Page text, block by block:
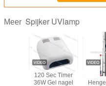
Meer Spijker UVlamp
120 Sec Timer
36W Gel nagel